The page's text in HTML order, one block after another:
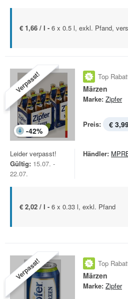
€ 1,66 / l - 6 x 0.5 l, exkl. Pfand,
Verpasst!
-42%
Top
Märzen
Marke: Zipfer
Preis: €
Leider verpasst!
Gültig: 15.07. -
22.07.
Händler:
€ 2,02 / l - 6 x 0.33 l, exkl. Pfand
Verpasst! Top
Märzen
Marke: Zipfer